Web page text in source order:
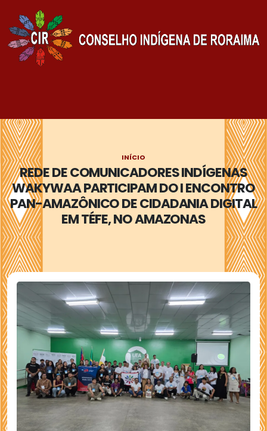
REDE DE COMUNICADORES INDÍGENAS
WAKYWAA PARTICIPAM DO I ENCONTRO
PAN-AMAZÔNICO DE CIDADANIA DIGITAL
EM TÉFE, NO AMAZONAS
INÍCIO